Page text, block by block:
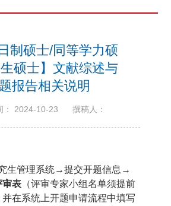
制硕士/同等学力硕
硕士】文献综述与
报告相关说明
： 2024-10-23 撰稿人：
生管理系统→提交开题信息→
审表 （评审专家小组名单须提前
在系统上开题申请流程中填写